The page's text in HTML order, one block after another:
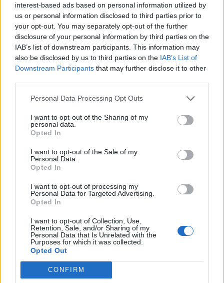
interest-based ads based on personal information utilized by
us or personal information disclosed to third parties prior to
your opt-out. You may separately opt-out of the further
disclosure of your personal information by third parties on the
IAB’s list of downstream participants. This information may
also be disclosed by us to third parties on the IAB’s List of
Downstream Participants that may further disclose it to other
Personal Data Processing Opt Outs
I want to opt-out of the Sharing of my
personal data.
Opted In
I want to opt-out of the Sale of my
Personal Data.
Opted In
I want to opt-out of processing my
Personal Data for Targeted Advertising.
Opted In
I want to opt-out of Collection, Use,
Retention, Sale, and/or Sharing of my
Personal Data that Is Unrelated with the
Purposes for which it was collected.
Opted Out
CONFIRM
26 Ιουνίου 2025 17:20
Ακόμη κι ένα μόνο τραυματικό γεγονός
στην παιδική ηλικία επηρεάζει
καταλυτικά την πορεία στο σχολείο
Η βία, ο εθισμός και η κακοποίηση μπορούν να
κρατήσουν τα παιδιά ένα βήμα πίσω από τα
Η μείωση του θορύβου στις αίθουσες
διδασκαλίας βοηθάει τα παιδιά να είναι
πιο ήρεμα